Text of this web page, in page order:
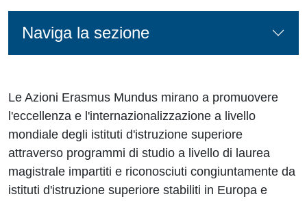
Le Azioni Erasmus Mundus mirano a promuovere
l'eccellenza e l'internazionalizzazione a livello
mondiale degli istituti d'istruzione superiore
attraverso programmi di studio a livello di laurea
magistrale impartiti e riconosciuti congiuntamente da
istituti d'istruzione superiore stabiliti in Europa e
Naviga la sezione